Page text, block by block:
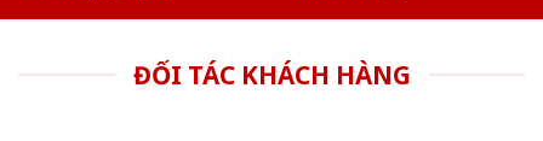
ĐỐI TÁC KHÁCH HÀNG